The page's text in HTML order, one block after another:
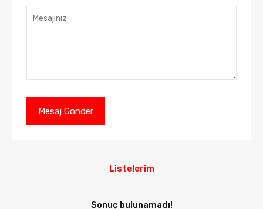
Listelerim
Sonuç bulunamadı!